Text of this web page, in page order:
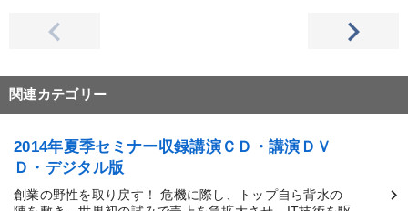
関連カテゴリー
2014年夏季セミナー収録講演ＣＤ・講演ＤＶ
Ｄ・デジタル版
創業の野性を取り戻す！ 危機に際し、トップ自ら背水の